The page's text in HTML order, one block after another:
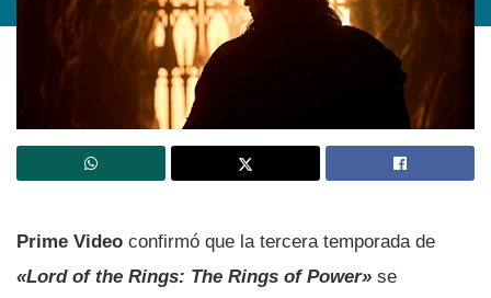
Prime Video confirmó que la tercera temporada de
«Lord of the Rings: The Rings of Power» se